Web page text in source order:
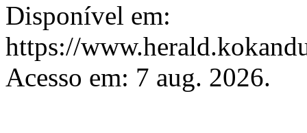
Disponível em:
https://
Acesso em: 7 aug. 2026.